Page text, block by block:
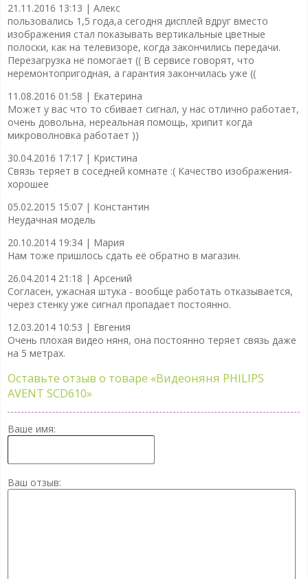
21.11.2016 13:13 | Алекс
пользовались 1,5 года,а сегодня дисплей вдруг вместо
изображения стал показывать вертикальные цветные
полоски, как на телевизоре, когда закончились передачи.
Перезагрузка не помогает (( В сервисе говорят, что
неремонтопригодная, а гарантия закончилась уже ((
11.08.2016 01:58 | Екатерина
Может у вас что то сбивает сигнал, у нас отлично работает,
очень довольна, нереальная помощь, хрипит когда
микроволновка работает ))
30.04.2016 17:17 | Кристина
Связь теряет в соседней комнате :( Качество изображения-
хорошее
05.02.2015 15:07 | Константин
Неудачная модель
20.10.2014 19:34 | Мария
Нам тоже пришлось сдать её обратно в магазин.
26.04.2014 21:18 | Арсений
Согласен, ужасная штука - вообще работать отказывается,
через стенку уже сигнал пропадает постоянно.
12.03.2014 10:53 | Евгения
Очень плохая видео няня, она постоянно теряет связь даже
на 5 метрах.
Оставьте отзыв о товаре «Видеоняня PHILIPS
AVENT SCD610»
Ваше имя:
Ваш отзыв: